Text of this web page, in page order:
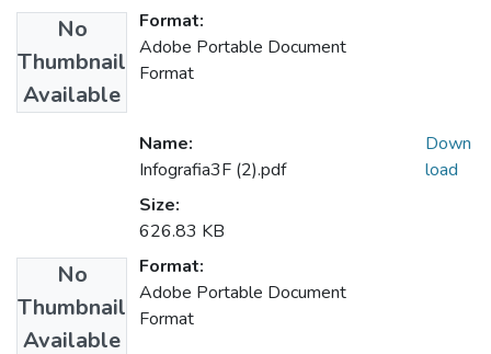
No
Thumbnail
Available
Format:
Adobe Portable Document
Format
No
Thumbnail
Available
Name:
Infografia3F (2).pdf
Size:
626.83 KB
Format:
Adobe Portable Document
Format
Down
load